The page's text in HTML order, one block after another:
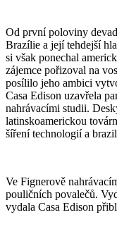
Od první poloviny
Brazílie a její tehdejší
si však ponechal
zájemce pořizoval na
posílilo jeho ambici
Casa Edison uzavřela
nahrávacími studii.
latinskoamerickou
šíření technologií a
Ve Fignerově
pouličních povalečů.
vydala Casa Edison